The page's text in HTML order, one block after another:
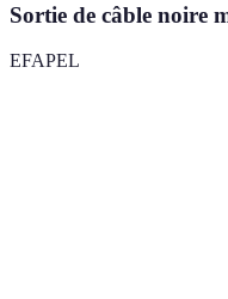
Sortie de câble noire
EFAPEL